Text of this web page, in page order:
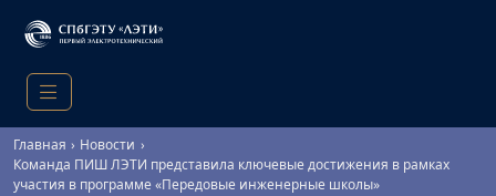
Главная
Новости
Команда ПИШ ЛЭТИ представила ключевые достижения в рамках
участия в программе «Передовые инженерные школы»